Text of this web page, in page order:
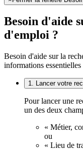
Besoin d'aide
d'emploi ?
Besoin d'aide sur la
informations
1. Lancer votre
Pour lancer une
un des deux
« Métier,
ou
« Lieu de